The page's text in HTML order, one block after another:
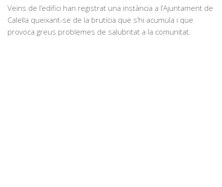
Veïns de l’edifici han registrat una instància a l’Ajuntament de
Calella queixant-se de la brutícia que s’hi acumula i que
provoca greus problemes de salubritat a la comunitat.